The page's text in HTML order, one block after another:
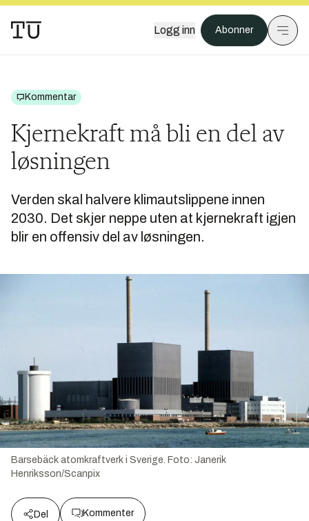
Logg inn Abonner
Kommentar
Kjernekraft må bli en del av
løsningen
Verden skal halvere klimautslippene innen
2030. Det skjer neppe uten at kjernekraft igjen
blir en offensiv del av løsningen.
Barsebäck atomkraftverk i Sverige. Foto: Janerik
Henriksson/Scanpix
Del Kommenter